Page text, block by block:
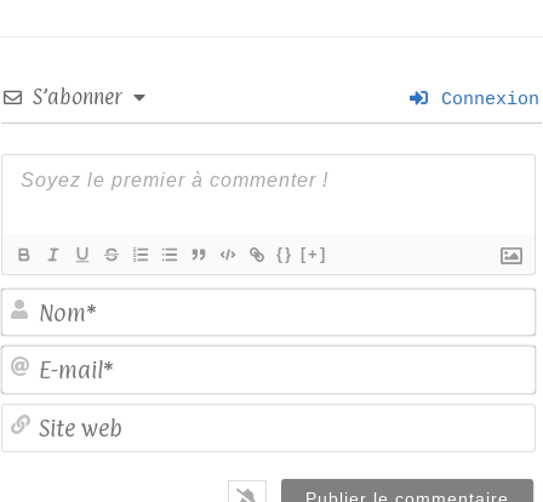
S’abonner Connexion
{} [+]